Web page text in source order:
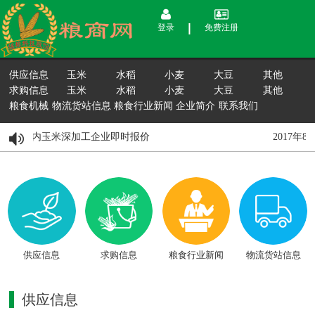
登录 免费注册
供应信息 玉米 水稻 小麦 大豆
其他
求购信息
玉米 水稻 小麦 大豆
其他
粮食机械 物流货站信息 粮食行业新闻 企业简介 联系我们
日国内玉米深加工企业即时报价 2017年8
供应信息 求购信息 粮食行业新闻 物流货站信息
供应信息